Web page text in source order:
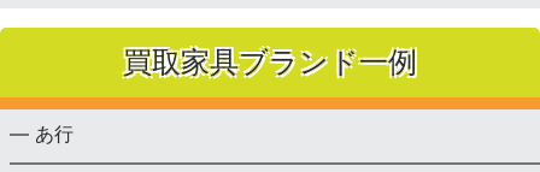
買取家具ブランド一例
— あ行